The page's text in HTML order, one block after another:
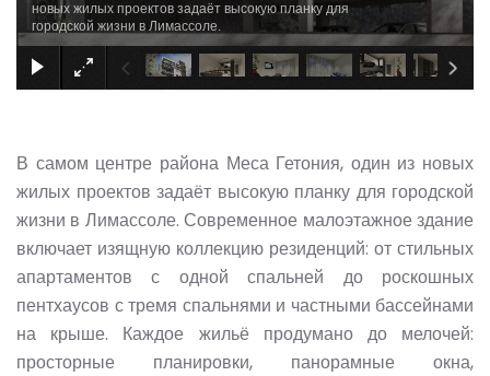
новых жилых проектов задаёт высокую планку для
городской жизни в Лимассоле.
В самом центре района Меса Гетония, один из новых
жилых проектов задаёт высокую планку для городской
жизни в Лимассоле. Современное малоэтажное здание
включает изящную коллекцию резиденций: от стильных
апартаментов с одной спальней до роскошных
пентхаусов с тремя спальнями и частными бассейнами
на крыше. Каждое жильё продумано до мелочей:
просторные планировки, панорамные окна,